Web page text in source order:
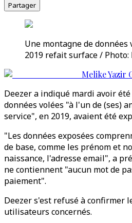
Partager
Une montagne de données
2019 refait surface / Photo:
Melike Yazir
Deezer a indiqué mardi avoir
données volées "à l'un de (ses)
service", en 2019, avaient été
"Les données exposées
de base, comme les prénom et
naissance, l'adresse email", a
ne contiennent "aucun mot de
paiement".
Deezer s'est refusé à confirmer
utilisateurs concernés.